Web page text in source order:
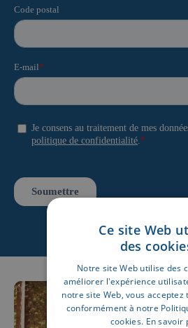
Ce site Web
des
Notre site Web utilise des
améliorer l'expérience
notre site Web, vous acceptez
conformément à notre
cookies. En savoir